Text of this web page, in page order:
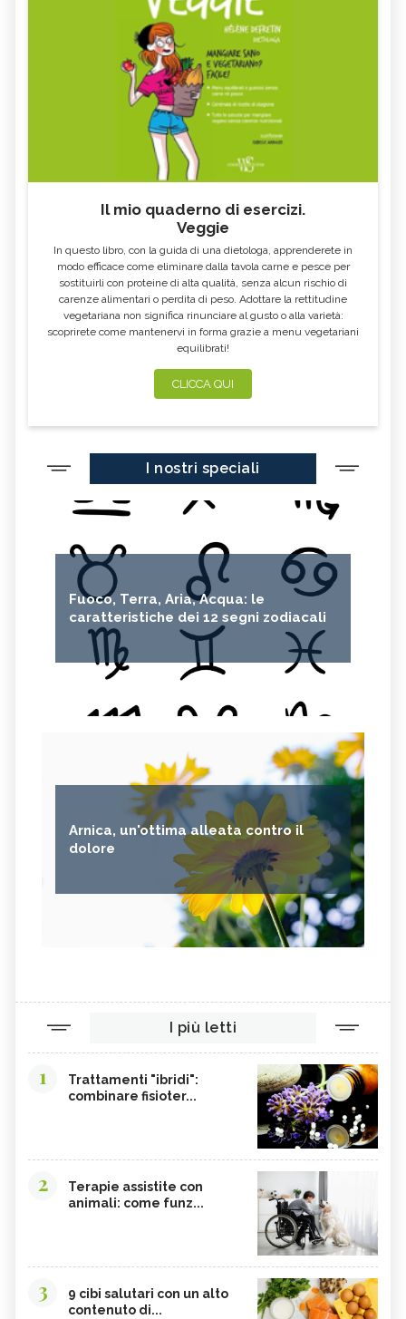
KHALED BIN ALWALEED
AVVOCATO AMBIENTALE
RAEE
FIT FOR 55
NO GLOBAL
ECOVILLAGGIO
COSA SONO I FONDI ETICI DI
SAPONE VEGETALE
PERCARBONATO DEEP SEA MINING
CASETTE DELLE STELLE
JANE FONDA GREENPEACE
WOMEN EMPOWERMENT
PANNELI SOLARI
FOLIAGE SIR DAVID ATTENBOROUGH
ALTROCONSUMO ECONOMIA CIRCOLARE
CARAFFE FILTRANTI
Il mio quaderno di esercizi.
Veggie
In questo libro, con la guida di una dietologa, apprenderete in
modo efficace come eliminare dalla tavola carne e pesce per
sostituirli con proteine di alta qualità, senza alcun rischio di
carenze alimentari o perdita di peso. Adottare la rettitudine
vegetariana non significa rinunciare al gusto o alla varietà:
scoprirete come mantenervi in forma grazie a menu vegetariani
equilibrati!
CLICCA QUI
I nostri speciali
Fuoco, Terra, Aria, Acqua: le
caratteristiche dei 12 segni zodiacali
Arnica, un'ottima alleata contro il
dolore
I più letti
1
Trattamenti "ibridi":
combinare fisioter...
2
Terapie assistite con
animali: come funz...
3
9 cibi salutari con un alto
contenuto di...